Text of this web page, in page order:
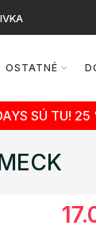
OSTATNÉ
SÚ TU!